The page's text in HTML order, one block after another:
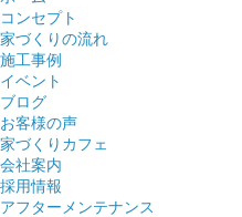
コンセプト
家づくりの流れ
施工事例
イベント
ブログ
お客様の声
家づくりカフェ
会社案内
採用情報
アフターメンテナンス